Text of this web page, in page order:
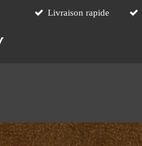
Livraison rapide